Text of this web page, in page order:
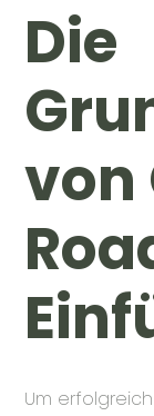
Die
von
Um